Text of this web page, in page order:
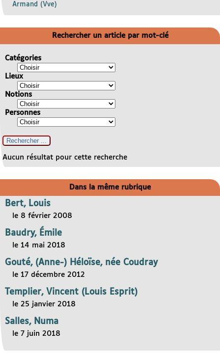
Armand (Vve)
Rechercher un article par mot-clé
Catégories
Lieux
Notions
Personnes
Aucun résultat pour cette recherche
Dans la même rubrique
Bert, Louis
le 8 février 2008
Baudry, Émile
le 14 mai 2018
Gouté, (Anne-) Héloïse, née Coudray
le 17 décembre 2012
Templier, Vincent (Louis Esprit)
le 25 janvier 2018
Salles, Numa
le 7 juin 2018